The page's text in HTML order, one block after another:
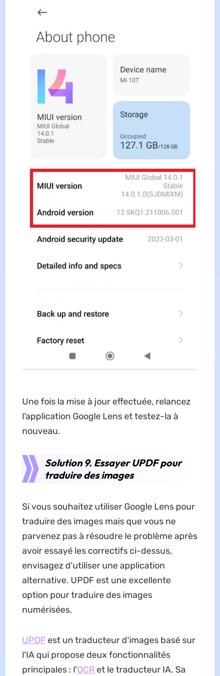
Une fois la mise à jour effectuée, relancez
l'application Google Lens et testez-la à
nouveau.
Solution 9. Essayer UPDF pour
traduire des images
Si vous souhaitez utiliser Google Lens pour
traduire des images mais que vous ne
parvenez pas à résoudre le problème après
avoir essayé les correctifs ci-dessus,
envisagez d'utiliser une application
alternative. UPDF est une excellente
option pour traduire des images
numérisées.
UPDF est un traducteur d'images basé sur
l'IA qui propose deux fonctionnalités
principales : l'OCR et le traducteur IA. Sa